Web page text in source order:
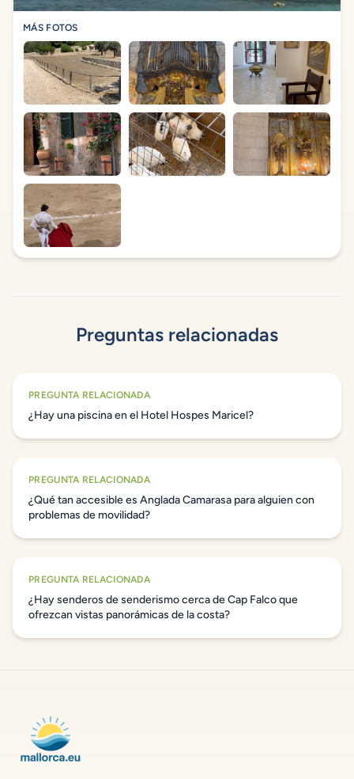
MÁS FOTOS
Preguntas relacionadas
PREGUNTA RELACIONADA
¿Hay una piscina en el Hotel Hospes Maricel?
PREGUNTA RELACIONADA
¿Qué tan accesible es Anglada Camarasa para alguien con
problemas de movilidad?
PREGUNTA RELACIONADA
¿Hay senderos de senderismo cerca de Cap Falco que
ofrezcan vistas panorámicas de la costa?